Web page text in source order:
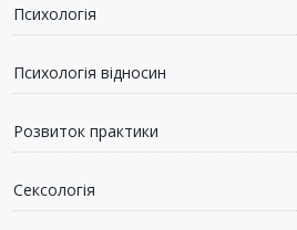
Психологія
Психологія відносин
Розвиток практики
Сексологія